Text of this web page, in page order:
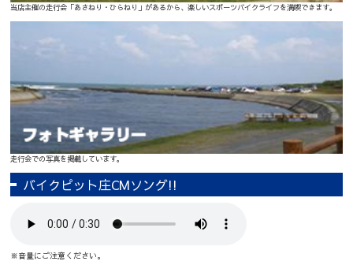
当店主催の走行会「あさねり・ひらねり」があるから、楽しいスポーツバイクライフを満喫できます。
走行会での写真を掲載しています。
バイクピット庄CMソング!!
※音量にご注意ください。